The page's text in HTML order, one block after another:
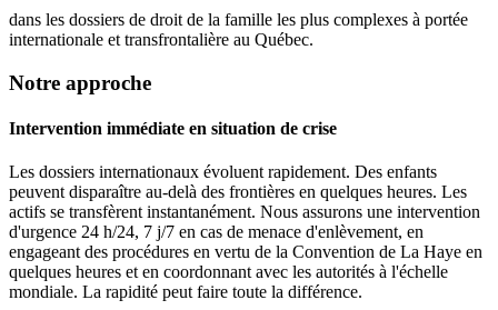
dans les dossiers de droit de la famille les plus complexes à portée
internationale et transfrontalière au Québec.
Notre approche
Intervention immédiate en situation de crise
Les dossiers internationaux évoluent rapidement. Des enfants
peuvent disparaître au-delà des frontières en quelques heures. Les
actifs se transfèrent instantanément. Nous assurons une intervention
d'urgence 24 h/24, 7 j/7 en cas de menace d'enlèvement, en
engageant des procédures en vertu de la Convention de La Haye en
quelques heures et en coordonnant avec les autorités à l'échelle
mondiale. La rapidité peut faire toute la différence.